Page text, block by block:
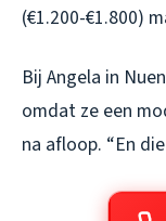
(€1.200-€1.800)
Bij Angela in
omdat ze een
na afloop. “En